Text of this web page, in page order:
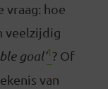
vraag: hoe
veelzijdig
goal’1 ? Of
van